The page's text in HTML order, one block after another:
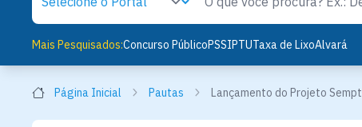
Mais Pesquisados:Concurso PúblicoPSSIPTUTaxa de LixoAlvará
Página Inicial Pautas Lançamento do Projeto